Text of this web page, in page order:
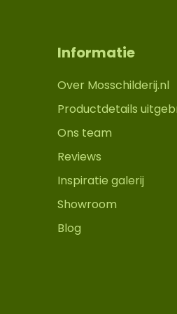
Informatie
Over Mosschilderij.nl
Productdetails
Ons team
Reviews
Inspiratie galerij
Showroom
Blog